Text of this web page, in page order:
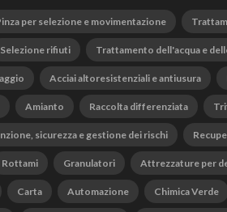
per selezione e movimentazione
Selezione rifiuti Trattamento dell'acqua e
Acciai altoresistenziali e antiusura
Amianto Raccolta differenziata
sicurezza e gestione dei rischi
Rottami Granulatori Attrezzature per
Carta Automazione Chimica Verde